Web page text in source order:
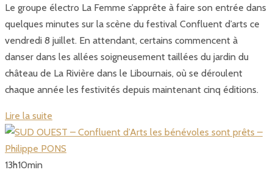
Le groupe électro La Femme s’apprête à faire son entrée dans
quelques minutes sur la scène du festival Confluent d’arts ce
vendredi 8 juillet. En attendant, certains commencent à
danser dans les allées soigneusement taillées du jardin du
château de La Rivière dans le Libournais, où se déroulent
chaque année les festivités depuis maintenant cinq éditions.
Lire la suite
13h10min